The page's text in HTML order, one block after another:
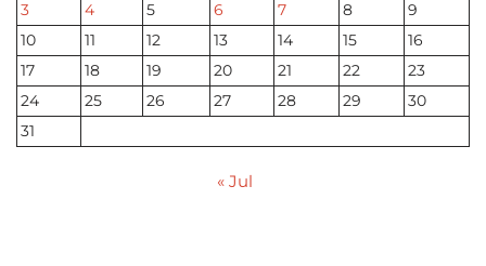
3
4 5 6 7 8
9
10
11 12 13 14 15
16
17
18 19 20 21 22
23
24
25 26 27 28 29
30
31
« Jul